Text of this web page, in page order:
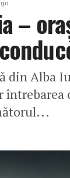
–
din Alba
întrebarea